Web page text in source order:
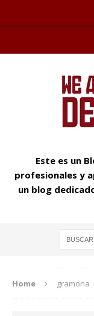
Este es un
profesionales y
un blog
Home gramona